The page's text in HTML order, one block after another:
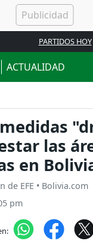
PARTIDOS HOY
ACTUALIDAD
las
en
de EFE • Bolivia.com
pm